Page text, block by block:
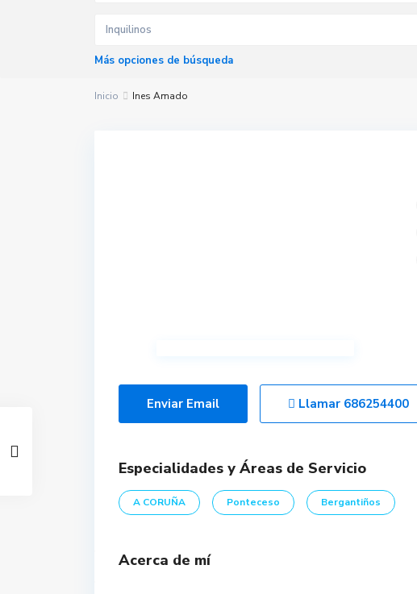
Inquilinos
Más opciones de búsqueda
Inicio Ines Amado
Enviar Email Llamar 686254400
Especialidades y Áreas de Servicio
A CORUÑA Ponteceso Bergantiños
Acerca de mí